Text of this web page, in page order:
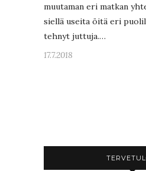
muutaman eri matkan
siellä useita öitä eri
tehnyt juttuja.…
17.7.2018